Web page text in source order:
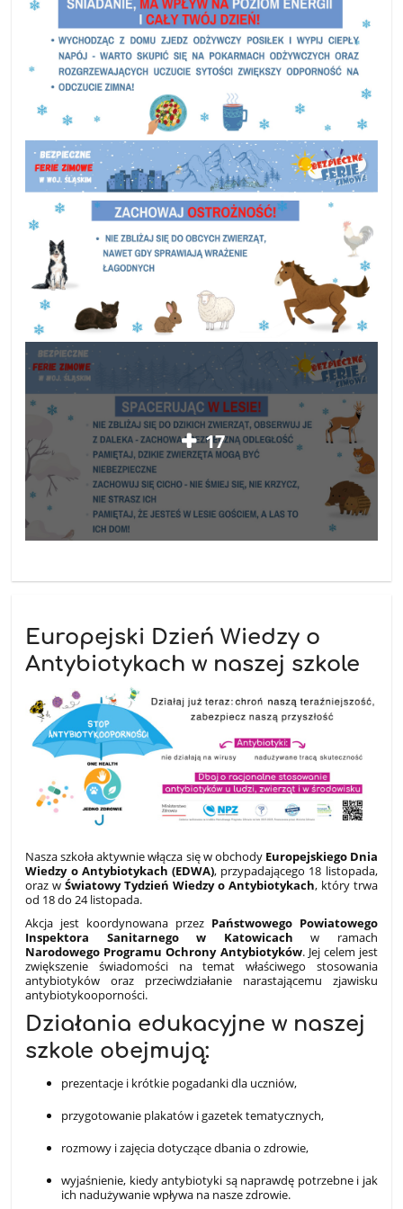
17
Europejski Dzień Wiedzy o
Antybiotykach w naszej szkole
Nasza szkoła aktywnie włącza się w obchody Europejskiego Dnia
Wiedzy o Antybiotykach (EDWA), przypadającego 18 listopada,
oraz wŚwiatowy Tydzień Wiedzy o Antybiotykach, który trwa
od 18 do 24 listopada.
Akcja jest koordynowana przez Państwowego Powiatowego
Inspektora Sanitarnego w Katowicach w ramach
Narodowego Programu Ochrony Antybiotyków. Jej celem jest
zwiększenie świadomości na temat właściwego stosowania
antybiotyków oraz przeciwdziałanie narastającemu zjawisku
antybiotykooporności.
Działania edukacyjne w naszej
szkole obejmują:
prezentacje i krótkie pogadanki dla uczniów,
przygotowanie plakatów i gazetek tematycznych,
rozmowy i zajęcia dotyczące dbania o zdrowie,
wyjaśnienie, kiedy antybiotyki są naprawdę potrzebne i jak
ich nadużywanie wpływa na nasze zdrowie.